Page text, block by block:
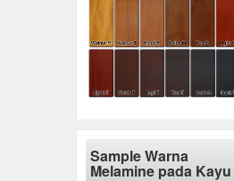
Sample Warna
Melamine pada Kayu